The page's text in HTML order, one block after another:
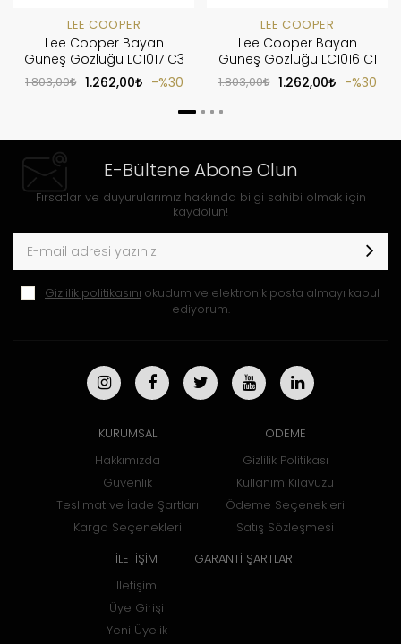
LEE COOPER
Lee Cooper Bayan
Güneş Gözlüğü LC1017 C3
1.803,00 1.262,00 %30
LEE COOPER
Lee Cooper Bayan
Güneş Gözlüğü LC1016 C1
1.803,00 1.262,00 %30
E-Bültene Abone Olun
Fırsatlar ve duyurularımız hakkında bilgi sahibi olmak için
kaydolun!
Gizlilik politikasını okudum ve elektronik posta almayı kabul
ediyorum.
KURUMSAL
Hakkımızda
Güvenlik
Teslimat ve İade Şartları
Kargo Seçenekleri
ÖDEME
Gizlilik Politikası
Kullanım Kılavuzu
Ödeme Seçenekleri
Satış Sözleşmesi
İLETİŞİM
İletişim
Üye Girişi
Yeni Üyelik
GARANTİ ŞARTLARI